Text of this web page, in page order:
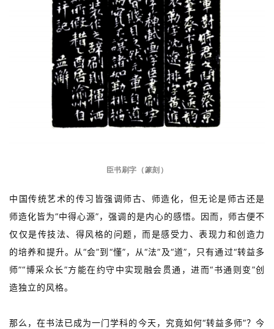
臣书刷字（篆刻）
中国传统艺术的传习皆强调师古、师造化，但无论是师古还是
师造化皆为“中得心源”，强调的是内心的感悟。因而，师古便不
仅仅是传技法、得风格的问题，而是感受力、表现力和创造力
的培养和提升。从“会”到“懂”，从“法”及“道”，只有通过“转益多
师”“博采众长”方能在约守中实现融会贯通，进而“书通则变”创
造独立的风格。
那么，在书法已成为一门学科的今天，究竟如何“转益多师”？今